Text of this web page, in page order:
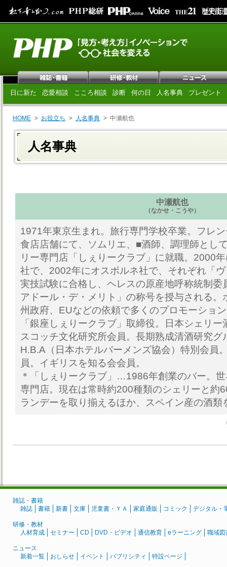
日に新た 恋愛相談 こころ相談 診断 何の日 人名事典 プレゼント
HOME お役立ち 人名事典 中瀬航也
人名事典
中瀬航也
（なかせ・こうや）
1971年東京生まれ。旅行専門学校卒業。フレ
食店店舗にて、ソムリエ、■酒師、調理師とし
リー専門店「しぇりークラブ」に就職。2000
社で、2002年にオスボルネ社で、それぞれ「
実技試験に合格し、ヘレスの原産地呼称統制委
アドール・デ・メリト」の称号を授与される。
州政府、EUなどの依頼で多くのプロモーショ
「銀座しぇりークラブ」取締役。日本シェリ
スコッチ文化研究所会員。長期熟成清酒研究グ
H.B.A（日本ホテルバーメンズ協会）特別会員
員。イギリスを知る会会員。
＊「しぇりークラブ」…1986年創業のバー。
専門店。現在は常時約200種類のシェリーと約
ランデーを取り揃えるほか、スペイン産の酒類
雑誌・書籍
雑誌
書籍 新書 文庫 児童書・ＹＡ 家庭通販 コミック デジタル・
研修・教材
人材育成
セミナー CD DVD・ビデオ 通信教育 eラーニング 職域図
ニュース
新着一覧
おしらせ イベント パブリシティ 特設ページ